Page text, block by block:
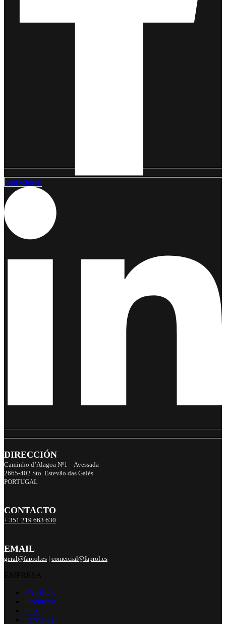
Linkedin-in
DIRECCIÓN
Caminho d’Alagoa Nº1 – Avessada
2665-402 Sto. Estevão das Galés
PORTUGAL
CONTACTO
+ 351 219 663 630
EMAIL
geral@faprol.es | comercial@faprol.es
FAPROL
Productos
Inox
Servicios